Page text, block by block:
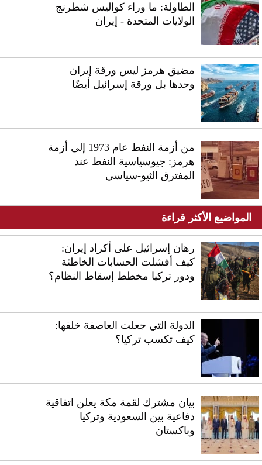
الطاولة: ما وراء كواليس شطرنج
الولايات المتحدة - إيران
مضيق هرمز ليس ورقة إيران
وحدها بل ورقة إسرائيل أيضًا
من أزمة النفط عام 1973 إلى أزمة
هرمز: جيوسياسية النفط عند
المفترق الثيو-سياسي
المواضيع الأكثر قراءة
رهان إسرائيل على أكراد إيران:
كيف أفشلت الحسابات الخاطئة
ودور تركيا مخطط إسقاط النظام؟
الدولة التي جعلت العاصفة خلفها:
كيف تكسب تركيا؟
بيان مشترك لقمة مكة يعلن اتفاقية
دفاعية بين السعودية وتركيا
وباكستان